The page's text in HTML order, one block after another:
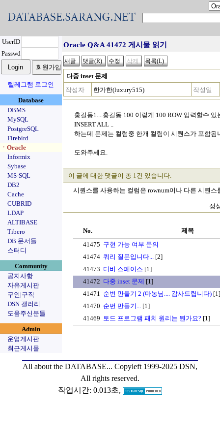
UserID
Passwd
텔레그램 로그인
Database
DBMS
MySQL
PostgreSQL
Firebird
ㆍOracle
Informix
Sybase
MS-SQL
DB2
Cache
CUBRID
LDAP
ALTIBASE
Tibero
DB 문서들
스터디
Community
공지사항
자유게시판
구인|구직
DSN 갤러리
도움주신분들
Admin
운영게시판
최근게시물
Oracle Q&A 41472 게시물 읽기
다중 inset 문제
작성자
한가한(luxury515) 작성일
홍길동1....홍길동 100 이렇게 100 ROW 입력할수 있
INSERT ALL ..
하는데 문제는 컬럼중 한개 컬림이 시퀀스가 포함됨
도와주세요.
이 글에 대한 댓글이 총 1건 있습니다.
시퀀스를 사용하는 컬럼은 rownum이나 다른 시퀀
정
No.
제목
41475 구현 가능 여부 문의
41474 쿼리 질문입니다... [2]
41473 디비 스페이스 [1]
41472 다중 inset 문제 [1]
41471 순번 만들기 2 (마농님.... 감사드립니다) [1]
41470 순번 만들기... [1]
41469 토드 프로그램 패치 원리는 뭔가요? [1]
All about the DATABASE... Copyleft 1999-2025 DSN,
All rights reserved.
작업시간: 0.013초,